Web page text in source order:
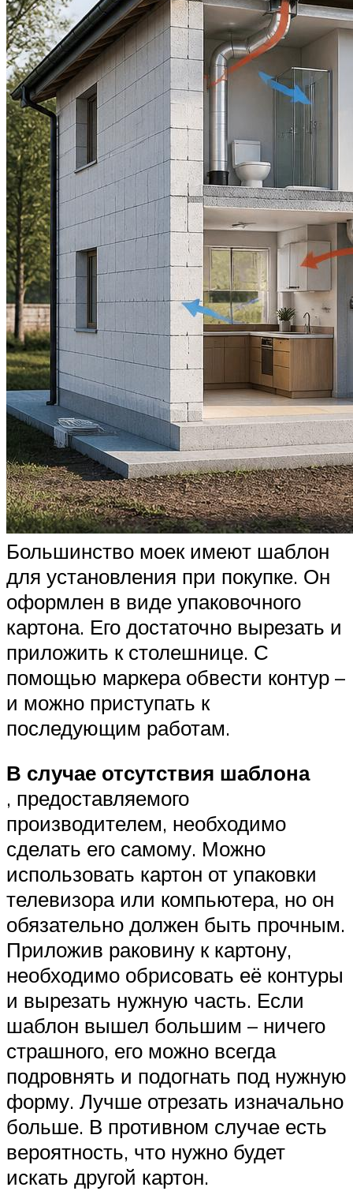
Большинство моек имеют шаблон
для установления при покупке. Он
оформлен в виде упаковочного
картона. Его достаточно вырезать и
приложить к столешнице. С
помощью маркера обвести контур –
и можно приступать к
последующим работам.
В случае отсутствия шаблона
, предоставляемого
производителем, необходимо
сделать его самому. Можно
использовать картон от упаковки
телевизора или компьютера, но он
обязательно должен быть прочным.
Приложив раковину к картону,
необходимо обрисовать её контуры
и вырезать нужную часть. Если
шаблон вышел большим – ничего
страшного, его можно всегда
подровнять и подогнать под нужную
форму. Лучше отрезать изначально
больше. В противном случае есть
вероятность, что нужно будет
искать другой картон.